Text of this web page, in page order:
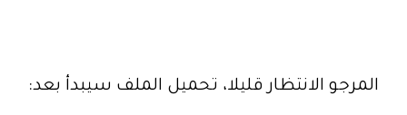
المرجو الانتظار قليلا، تحميل الملف سيبدأ بعد: